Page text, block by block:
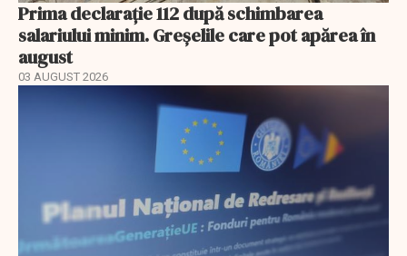
Prima declarație 112 după schimbarea
salariului minim. Greșelile care pot apărea în
august
03 AUGUST 2026